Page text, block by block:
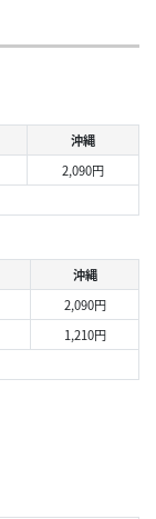
沖縄
2,090円
沖縄
2,090円
1,210円